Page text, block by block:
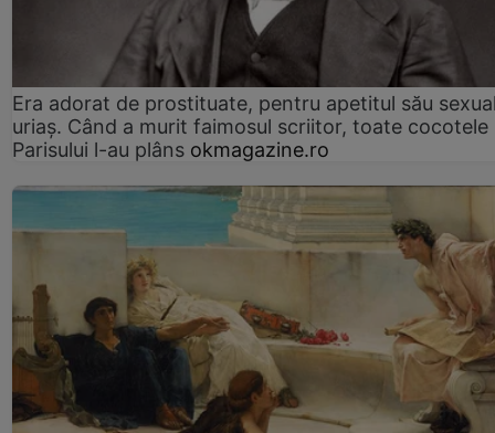
Era adorat de prostituate, pentru apetitul său
uriaș. Când a murit faimosul scriitor, toate cocotele
Parisului l-au plâns okmagazine.ro